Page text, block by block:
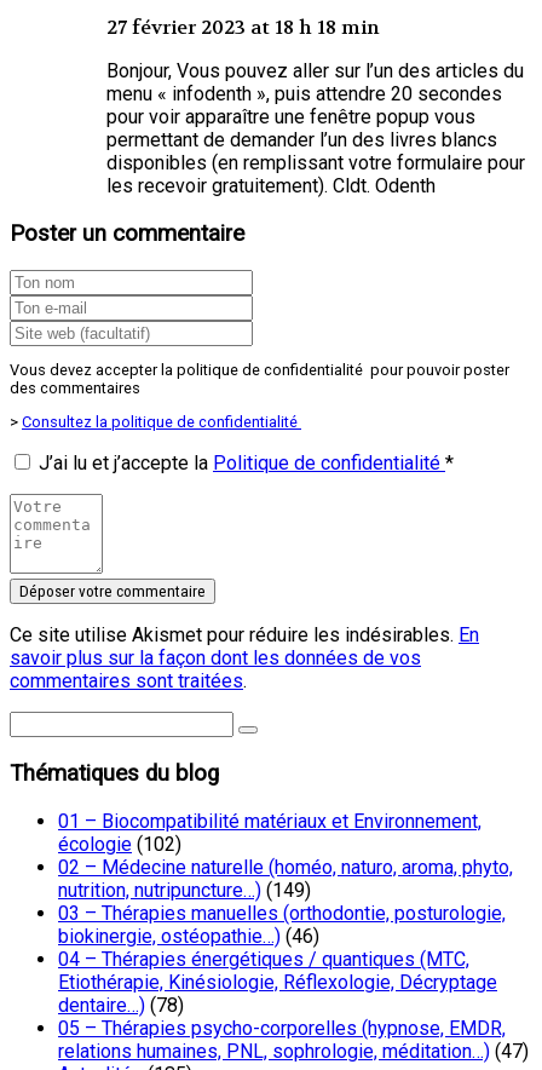
27 février 2023 at 18 h 18 min
Bonjour, Vous pouvez aller sur l’un des articles du
menu « infodenth », puis attendre 20 secondes
pour voir apparaître une fenêtre popup vous
permettant de demander l’un des livres blancs
disponibles (en remplissant votre formulaire pour
les recevoir gratuitement). Cldt. Odenth
Poster un commentaire
Vous devez accepter la politique de confidentialité pour pouvoir poster
des commentaires
> Consultez la politique de confidentialité
J’ai lu et j’accepte la Politique de confidentialité *
Ce site utilise Akismet pour réduire les indésirables. En
savoir plus sur la façon dont les données de vos
commentaires sont traitées.
Thématiques du blog
01 – Biocompatibilité matériaux et Environnement,
écologie (102)
02 – Médecine naturelle (homéo, naturo, aroma, phyto,
nutrition, nutripuncture…) (149)
03 – Thérapies manuelles (orthodontie, posturologie,
biokinergie, ostéopathie…) (46)
04 – Thérapies énergétiques / quantiques (MTC,
Etiothérapie, Kinésiologie, Réflexologie, Décryptage
dentaire…) (78)
05 – Thérapies psycho-corporelles (hypnose, EMDR,
relations humaines, PNL, sophrologie, méditation…) (47)